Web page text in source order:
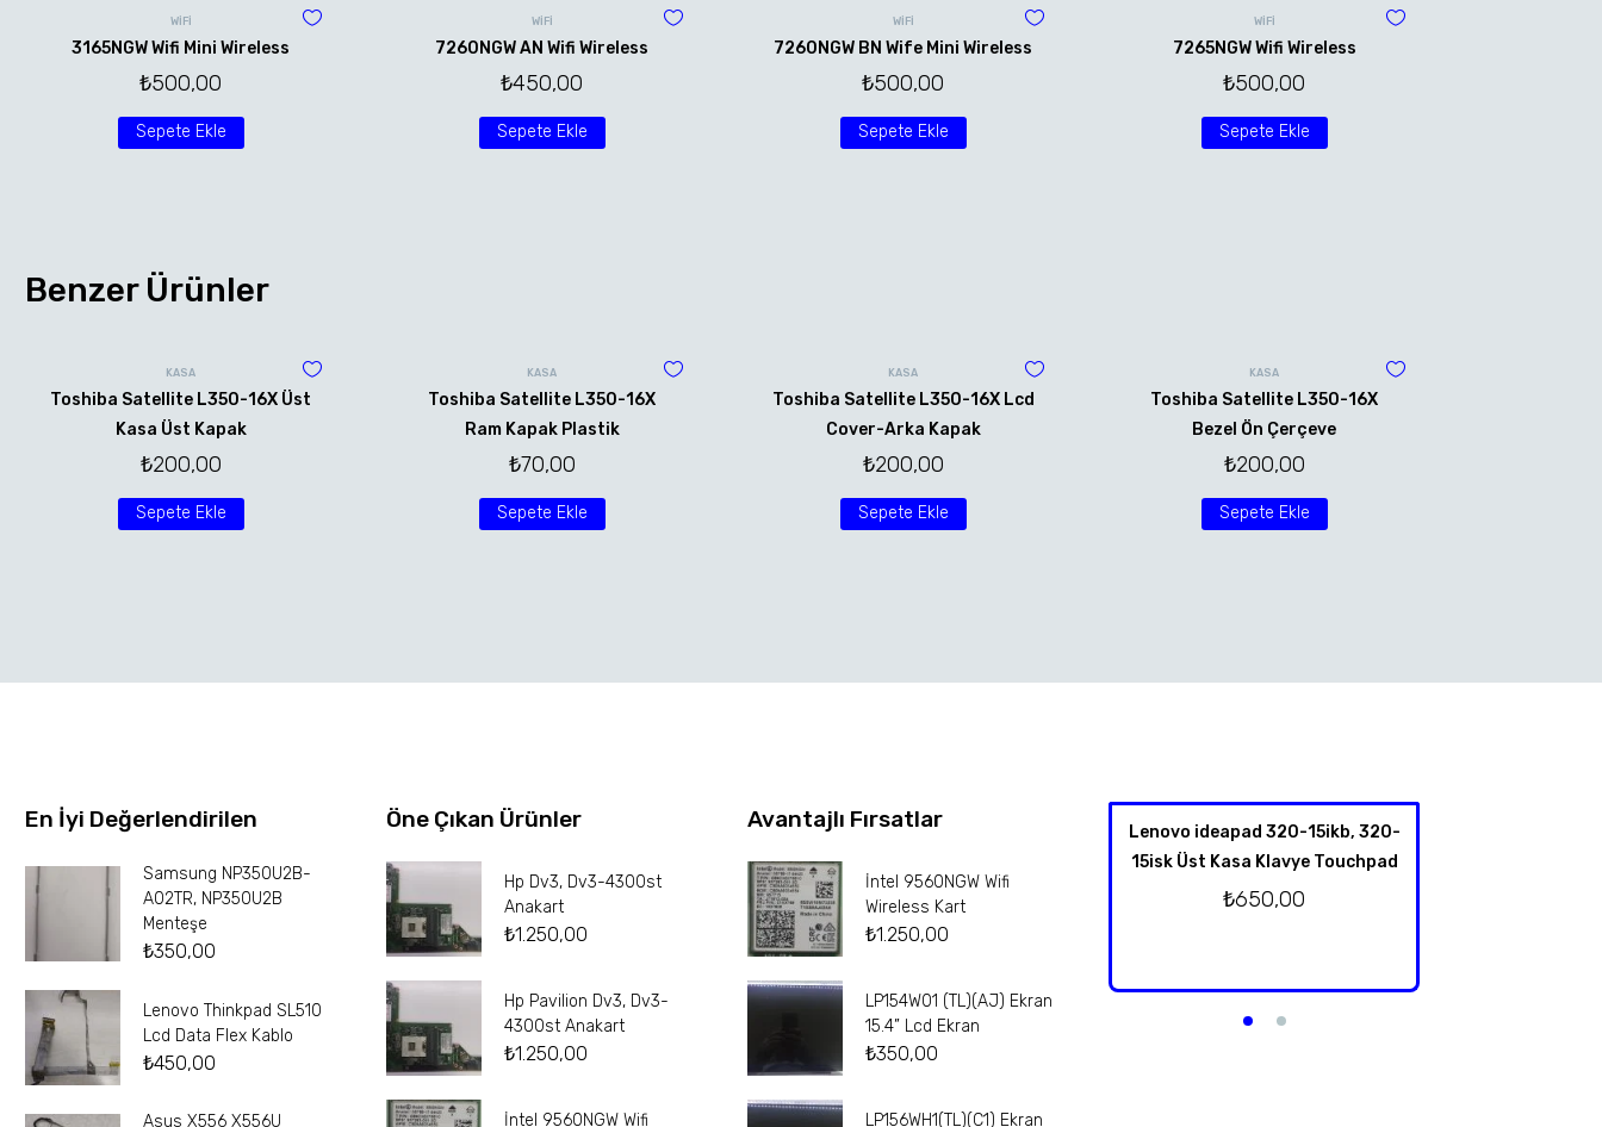
WİFİ
3165NGW Wifi Mini Wireless
₺500,00
Sepete Ekle
WİFİ
7260NGW AN Wifi Wireless
₺450,00
Sepete Ekle
WİFİ
7260NGW BN Wife Mini Wireless
₺500,00
Sepete Ekle
WİFİ
7265NGW Wifi Wireless
₺500,00
Sepete Ekle
Benzer Ürünler
KASA
Toshiba Satellite L350-16X Üst
Kasa Üst Kapak
₺200,00
Sepete Ekle
KASA
Toshiba Satellite L350-16X
Ram Kapak Plastik
₺70,00
Sepete Ekle
KASA
Toshiba Satellite L350-16X Lcd
Cover-Arka Kapak
₺200,00
Sepete Ekle
KASA
Toshiba Satellite L350-16X
Bezel Ön Çerçeve
₺200,00
Sepete Ekle
En İyi Değerlendirilen
Samsung NP350U2B-
A02TR, NP350U2B
Menteşe
₺350,00
Lenovo Thinkpad SL510
Lcd Data Flex Kablo
₺450,00
Asus X556 X556U
Öne Çıkan Ürünler
Hp Dv3, Dv3-4300st
Anakart
₺1.250,00
Hp Pavilion Dv3, Dv3-
4300st Anakart
₺1.250,00
İntel 9560NGW Wifi
Avantajlı Fırsatlar
İntel 9560NGW Wifi
Wireless Kart
₺1.250,00
LP154W01 (TL)(AJ) Ekran
15.4” Lcd Ekran
₺350,00
LP156WH1(TL)(C1) Ekran
Lenovo ideapad 320-15ikb, 320-
15isk Üst Kasa Klavye Touchpad
₺650,00